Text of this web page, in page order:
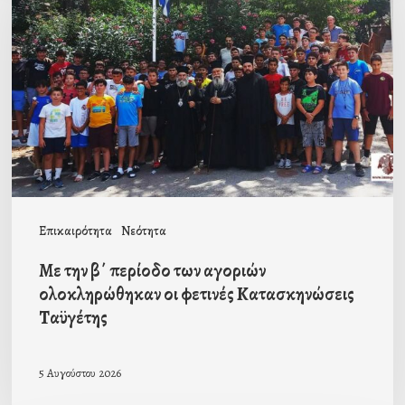
Επικαιρότητα Νεότητα
β΄
περίοδο
των
αγοριών
ολοκληρώθηκαν
οι
φετινές
Με την β΄ περίοδο των αγοριών
ολοκληρώθηκαν οι φετινές Κατασκηνώσεις
Ταϋγέτης
5 Αυγούστου 2026